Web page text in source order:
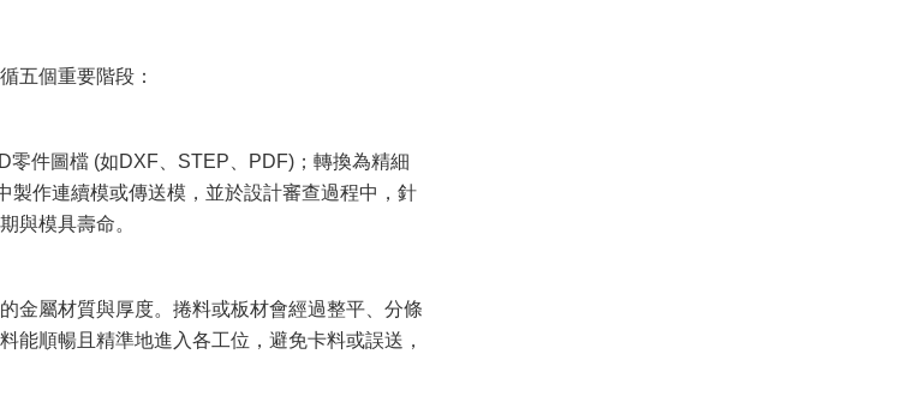
五個重要階段：
件圖檔 (如DXF、STEP、PDF)；轉換為精細
製作連續模或傳送模，並於設計審查過程中，針
與模具壽命。
金屬材質與厚度。捲料或板材會經過整平、分條
能順暢且精準地進入各工位，避免卡料或誤送，